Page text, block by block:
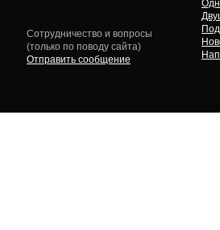
Сотрудничество и вопросы
(только по поводу сайта)
Отправить сообщение